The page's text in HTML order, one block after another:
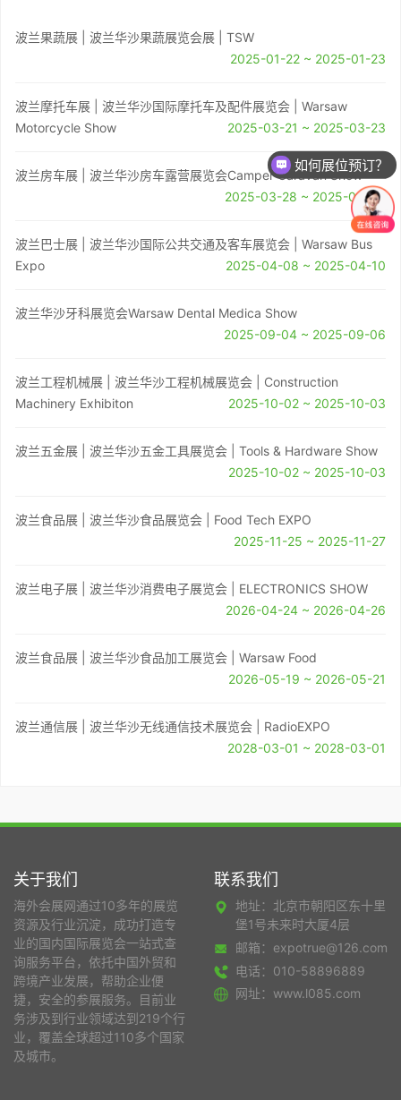
波兰果蔬展 | 波兰华沙果蔬展览会展 | TSW
2025-01-22 ~ 2025-01-23
波兰摩托车展 | 波兰华沙国际摩托车及配件展览会 | Warsaw
Motorcycle Show
2025-03-21 ~ 2025-03-23
波兰房车展 | 波兰华沙房车露营展览会Camper Caravan Show
2025-03-28 ~ 2025-03-30
波兰巴士展 | 波兰华沙国际公共交通及客车展览会 | Warsaw Bus
Expo
2025-04-08 ~ 2025-04-10
波兰华沙牙科展览会Warsaw Dental Medica Show
2025-09-04 ~ 2025-09-06
波兰工程机械展 | 波兰华沙工程机械展览会 | Construction
Machinery Exhibiton
2025-10-02 ~ 2025-10-03
波兰五金展 | 波兰华沙五金工具展览会 | Tools & Hardware Show
2025-10-02 ~ 2025-10-03
波兰食品展 | 波兰华沙食品展览会 | Food Tech EXPO
2025-11-25 ~ 2025-11-27
波兰电子展 | 波兰华沙消费电子展览会 | ELECTRONICS SHOW
2026-04-24 ~ 2026-04-26
波兰食品展 | 波兰华沙食品加工展览会 | Warsaw Food
2026-05-19 ~ 2026-05-21
波兰通信展 | 波兰华沙无线通信技术展览会 | RadioEXPO
2028-03-01 ~ 2028-03-01
关于我们
海外会展网通过10多年的展览
资源及行业沉淀，成功打造专
业的国内国际展览会一站式查
询服务平台，依托中国外贸和
跨境产业发展，帮助企业便
捷，安全的参展服务。目前业
务涉及到行业领域达到219个行
业，覆盖全球超过110多个国家
及城市。
联系我们
地址：北京市朝阳区东十里
堡1号未来时大厦4层
邮箱：expotrue@126.com
电话：010-58896889
网址：www.l085.com
如何展位预订？